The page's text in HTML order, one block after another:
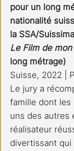
pour un long
nationalité
la SSA/
Le Film de
long métrage)
Suisse, 2022 |
Le jury a
famille dont les
uns des autres
réalisateur
divertissant qui